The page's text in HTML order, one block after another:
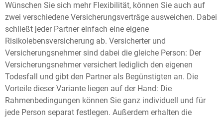
Wünschen Sie sich mehr Flexibilität, können Sie auch auf
zwei verschiedene Versicherungsverträge ausweichen. Dabei
schließt jeder Partner einfach eine eigene
Risikolebensversicherung ab. Versicherter und
Versicherungsnehmer sind dabei die gleiche Person: Der
Versicherungsnehmer versichert lediglich den eigenen
Todesfall und gibt den Partner als Begünstigten an. Die
Vorteile dieser Variante liegen auf der Hand: Die
Rahmenbedingungen können Sie ganz individuell und für
jede Person separat festlegen. Außerdem erhalten die